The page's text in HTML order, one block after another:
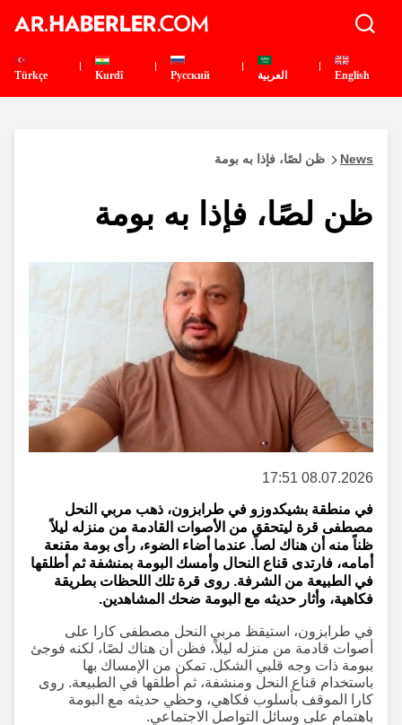
English العربية Pусский
Kurdî
Türkçe
News ظن لصًا، فإذا به بومة
ظن لصًا، فإذا به بومة
08.07.2026 17:51
في منطقة بشيكدوزو في طرابزون، ذهب مربي النحل
مصطفى قرة ليتحقق من الأصوات القادمة من منزله ليلاً
ظناً منه أن هناك لصاً. عندما أضاء الضوء، رأى بومة مقنعة
أمامه، فارتدى قناع النحال وأمسك البومة بمنشفة ثم أطلقها
في الطبيعة من الشرفة. روى قرة تلك اللحظات بطريقة
فكاهية، وأثار حديثه مع البومة ضحك المشاهدين.
في طرابزون، استيقظ مربي النحل مصطفى كارا على
أصوات قادمة من منزله ليلاً، فظن أن هناك لصًا، لكنه فوجئ
ببومة ذات وجه قلبي الشكل. تمكن من الإمساك بها
باستخدام قناع النحل ومنشفة، ثم أطلقها في الطبيعة. روى
كارا الموقف بأسلوب فكاهي، وحظي حديثه مع البومة
باهتمام على وسائل التواصل الاجتماعي.